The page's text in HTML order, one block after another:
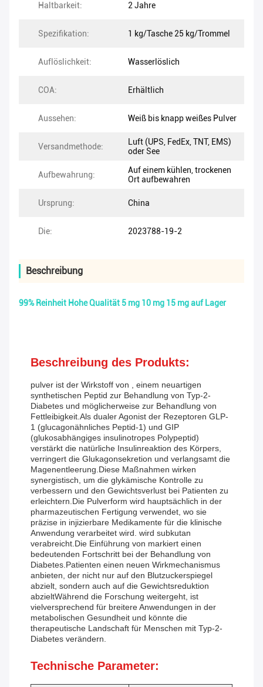
Haltbarkeit: 2 Jahre
Spezifikation: 1 kg/Tasche 25 kg/Trommel
Auflöslichkeit: Wasserlöslich
COA: Erhältlich
Aussehen: Weiß bis knapp weißes Pulver
Versandmethode:
Luft (UPS, FedEx, TNT, EMS)
oder See
Aufbewahrung:
Auf einem kühlen, trockenen
Ort aufbewahren
Ursprung: China
Die: 2023788-19-2
Beschreibung
99% Reinheit Hohe Qualität 5 mg 10 mg 15 mg auf Lager
Beschreibung des Produkts:
pulver ist der Wirkstoff von , einem neuartigen
synthetischen Peptid zur Behandlung von Typ-2-
Diabetes und möglicherweise zur Behandlung von
Fettleibigkeit.Als dualer Agonist der Rezeptoren GLP-
1 (glucagonähnliches Peptid-1) und GIP
(glukosabhängiges insulinotropes Polypeptid)
verstärkt die natürliche Insulinreaktion des Körpers,
verringert die Glukagonsekretion und verlangsamt die
Magenentleerung.Diese Maßnahmen wirken
synergistisch, um die glykämische Kontrolle zu
verbessern und den Gewichtsverlust bei Patienten zu
erleichtern.Die Pulverform wird hauptsächlich in der
pharmazeutischen Fertigung verwendet, wo sie
präzise in injizierbare Medikamente für die klinische
Anwendung verarbeitet wird. wird subkutan
verabreicht.Die Einführung von markiert einen
bedeutenden Fortschritt bei der Behandlung von
Diabetes.Patienten einen neuen Wirkmechanismus
anbieten, der nicht nur auf den Blutzuckerspiegel
abzielt, sondern auch auf die Gewichtsreduktion
abzieltWährend die Forschung weitergeht, ist
vielversprechend für breitere Anwendungen in der
metabolischen Gesundheit und könnte die
therapeutische Landschaft für Menschen mit Typ-2-
Diabetes verändern.
Technische Parameter: